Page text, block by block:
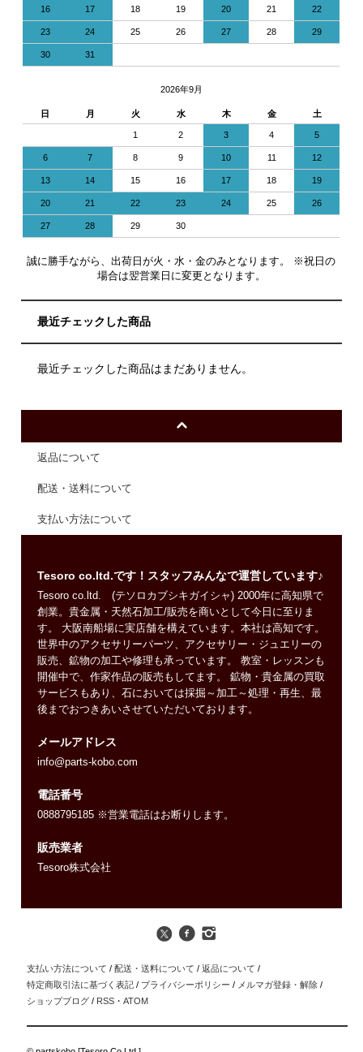
16 17 18 19 20 21 22
23 24 25 26 27 28 29
30 31
2026年9月
日 月 火 水 木 金 土
1 2 3 4 5
6 7 8 9 10 11 12
13 14 15 16 17 18 19
20 21 22 23 24 25 26
27 28 29 30
誠に勝手ながら、出荷日が火・水・金のみとなります。 ※祝日の
場合は翌営業日に変更となります。
最近チェックした商品
最近チェックした商品はまだありません。
返品について
配送・送料について
支払い方法について
Tesoro co.ltd.です！スタッフみんなで運営しています♪
Tesoro co.ltd. (テソロカブシキガイシャ) 2000年に高知県で
創業。貴金属・天然石加工/販売を商いとして今日に至りま
す。 大阪南船場に実店舗を構えています。本社は高知です。
世界中のアクセサリーパーツ、アクセサリー・ジュエリーの
販売、鉱物の加工や修理も承っています。 教室・レッスンも
開催中で、作家作品の販売もしてます。 鉱物・貴金属の買取
サービスもあり、石においては採掘～加工～処理・再生、最
後までおつきあいさせていただいております。
メールアドレス
info@parts-kobo.com
電話番号
0888795185 ※営業電話はお断りします。
販売業者
Tesoro株式会社
支払い方法について / 配送・送料について / 返品について /
特定商取引法に基づく表記 / プライバシーポリシー / メルマガ登録・解除 /
ショップブログ / RSS ・ATOM